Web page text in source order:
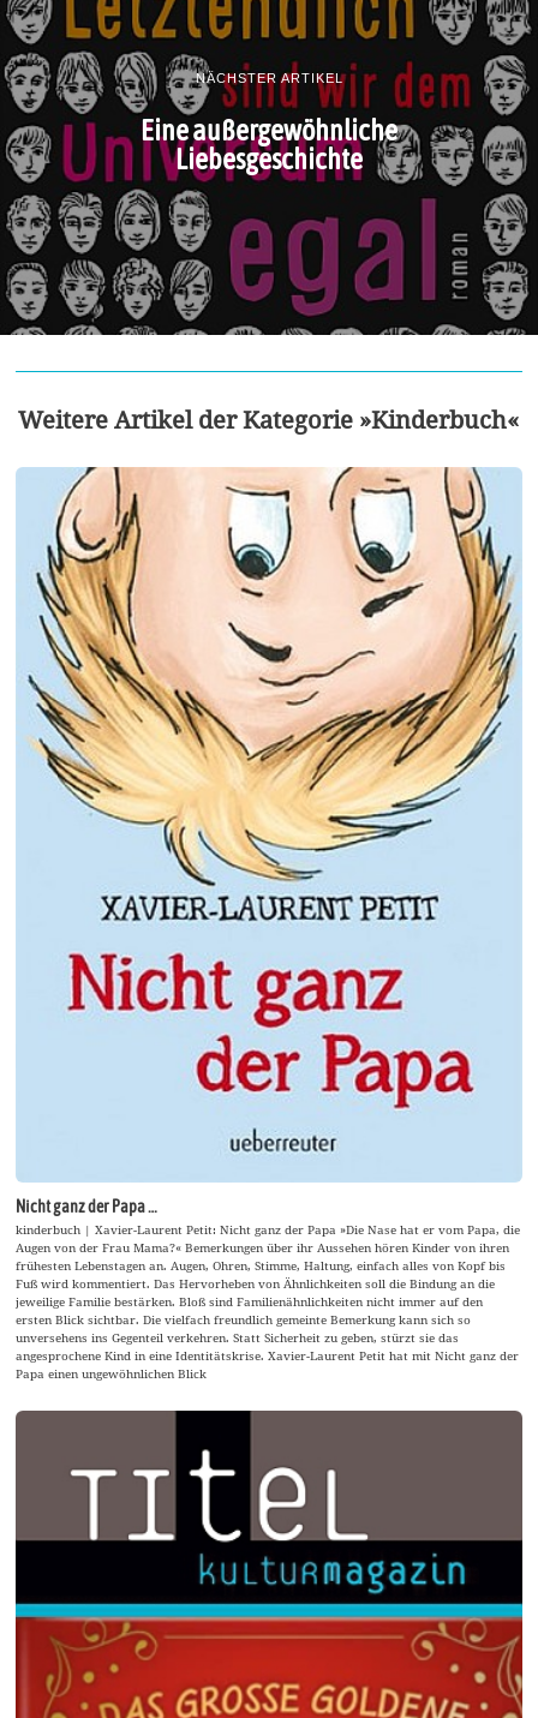
NÄCHSTER ARTIKEL
Eine außergewöhnliche
Liebesgeschichte
Weitere Artikel der Kategorie »Kinderbuch«
Nicht ganz der Papa …
kinderbuch | Xavier-Laurent Petit: Nicht ganz der Papa »Die Nase hat er vom Papa, die
Augen von der Frau Mama?« Bemerkungen über ihr Aussehen hören Kinder von ihren
frühesten Lebenstagen an. Augen, Ohren, Stimme, Haltung, einfach alles von Kopf bis
Fuß wird kommentiert. Das Hervorheben von Ähnlichkeiten soll die Bindung an die
jeweilige Familie bestärken. Bloß sind Familienähnlichkeiten nicht immer auf den
ersten Blick sichtbar. Die vielfach freundlich gemeinte Bemerkung kann sich so
unversehens ins Gegenteil verkehren. Statt Sicherheit zu geben, stürzt sie das
angesprochene Kind in eine Identitätskrise. Xavier-Laurent Petit hat mit Nicht ganz der
Papa einen ungewöhnlichen Blick